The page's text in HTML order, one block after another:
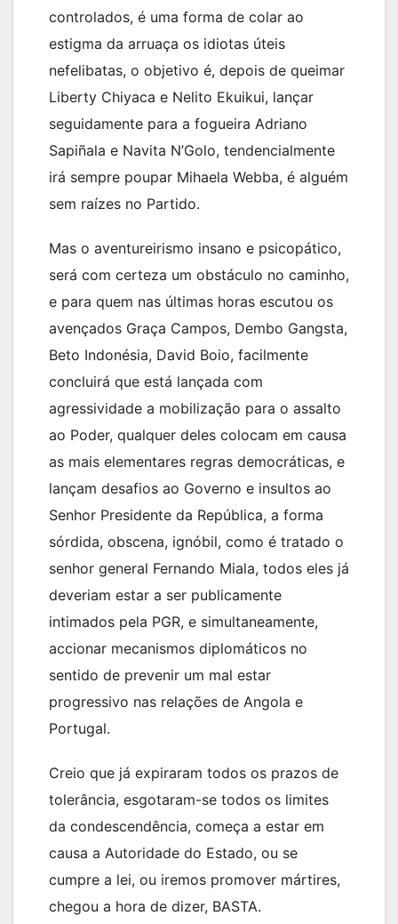
controlados, é uma forma de colar ao
estigma da arruaça os idiotas úteis
nefelibatas, o objetivo é, depois de queimar
Liberty Chiyaca e Nelito Ekuikui, lançar
seguidamente para a fogueira Adriano
Sapiñala e Navita N’Golo, tendencialmente
irá sempre poupar Mihaela Webba, é alguém
sem raízes no Partido.
Mas o aventureirismo insano e psicopático,
será com certeza um obstáculo no caminho,
e para quem nas últimas horas escutou os
avençados Graça Campos, Dembo Gangsta,
Beto Indonésia, David Boio, facilmente
concluirá que está lançada com
agressividade a mobilização para o assalto
ao Poder, qualquer deles colocam em causa
as mais elementares regras democráticas, e
lançam desafios ao Governo e insultos ao
Senhor Presidente da República, a forma
sórdida, obscena, ignóbil, como é tratado o
senhor general Fernando Miala, todos eles já
deveriam estar a ser publicamente
intimados pela PGR, e simultaneamente,
accionar mecanismos diplomáticos no
sentido de prevenir um mal estar
progressivo nas relações de Angola e
Portugal.
Creio que já expiraram todos os prazos de
tolerância, esgotaram-se todos os limites
da condescendência, começa a estar em
causa a Autoridade do Estado, ou se
cumpre a lei, ou iremos promover mártires,
chegou a hora de dizer, BASTA.